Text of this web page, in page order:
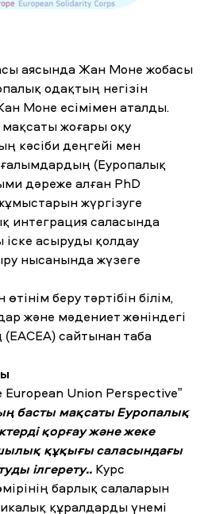
аясында Жан Моне жобасы
одақтың негізін
Моне есімімен аталды.
жоғары оқу
кәсіби деңгейі мен
(Еуропалық
дәреже алған PhD
жүргізуге
интеграция саласында
іске асыруды қолдау
нысанында жүзеге
өтінім беру тәртібінбілім,
және мәдениет жөніндегі
(EACEA)сайтынан таба
Union Perspective”
басты мақсаты Еуропалық
қорғау және жеке
құқығы саласындағы
ілгерету.. Курс
барлық салаларын
құралдарды үнемі